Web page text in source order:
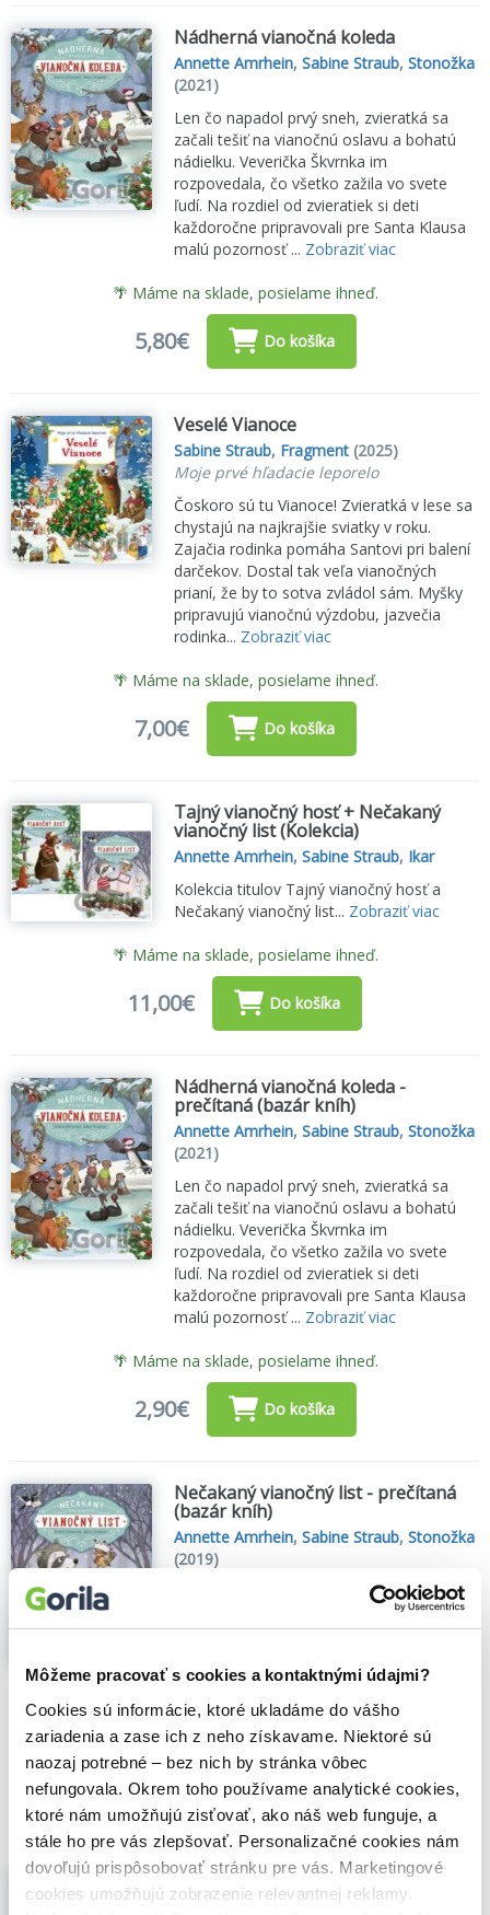
Môžeme pracovať s cookies a kontaktnými údajmi?
Cookies sú informácie, ktoré ukladáme do vášho
zariadenia a zase ich z neho získavame. Niektoré sú
naozaj potrebné – bez nich by stránka vôbec
nefungovala. Okrem toho používame analytické cookies,
ktoré nám umožňujú zisťovať, ako náš web funguje, a
stále ho pre vás zlepšovať. Personalizačné cookies nám
dovoľujú prispôsobovať stránku pre vás. Marketingové
cookies umožňujú zobrazenie relevantnej reklamy.
Nádherná vianočná koleda
Annette Amrhein,Sabine Straub,Stonožka
(2021)
Len čo napadol prvý sneh, zvieratká sa
začali tešiť na vianočnú oslavu a bohatú
nádielku. Veverička Škvrnka im
rozpovedala, čo všetko zažila vo svete
ľudí. Na rozdiel od zvieratiek si deti
každoročne pripravovali pre Santa Klausa
malú pozornosť ... Zobraziť viac
🌴 Máme na sklade, posielame ihneď.
5,80€ Do košíka
Veselé Vianoce
Sabine Straub, Fragment (2025)
Moje prvé hľadacie leporelo
Čoskoro sú tu Vianoce! Zvieratká v lese sa
chystajú na najkrajšie sviatky v roku.
Zajačia rodinka pomáha Santovi pri balení
darčekov. Dostal tak veľa vianočných
prianí, že by to sotva zvládol sám. Myšky
pripravujú vianočnú výzdobu, jazvečia
rodinka... Zobraziť viac
🌴 Máme na sklade, posielame ihneď.
7,00€ Do košíka
Tajný vianočný hosť + Nečakaný
vianočný list (Kolekcia)
Annette Amrhein,Sabine Straub, Ikar
Kolekcia titulov Tajný vianočný hosť a
Nečakaný vianočný list... Zobraziť viac
🌴 Máme na sklade, posielame ihneď.
11,00€ Do košíka
Nádherná vianočná koleda -
prečítaná (bazár kníh)
Annette Amrhein,Sabine Straub,Stonožka
(2021)
Len čo napadol prvý sneh, zvieratká sa
začali tešiť na vianočnú oslavu a bohatú
nádielku. Veverička Škvrnka im
rozpovedala, čo všetko zažila vo svete
ľudí. Na rozdiel od zvieratiek si deti
každoročne pripravovali pre Santa Klausa
malú pozornosť ... Zobraziť viac
🌴 Máme na sklade, posielame ihneď.
2,90€ Do košíka
Nečakaný vianočný list - prečítaná
(bazár kníh)
Annette Amrhein,Sabine Straub,Stonožka
(2019)
Blížia sa Vianoce. Lesné vtáky vo dne v
noci roznášajú v zobáčikoch vianočnú
poštu. Malý Puk, medvedík čistotný, sa za
si želá, aby aj on raz dostal obálku s
listom...
Zobraziť viac
🌴 Máme na sklade, posielame ihneď.
2,90€ Do košíka
Nečakaný vianočný list - prečítaná
(bazár kníh)